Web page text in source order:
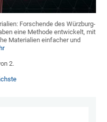
Forschende des Würzburg-
eine Methode entwickelt, mit
Materialien einfacher und
2.